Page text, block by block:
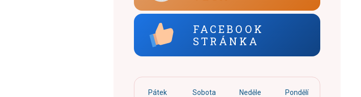
FACEBOOK
STRÁNKA
Pátek Sobota Neděle Pondělí